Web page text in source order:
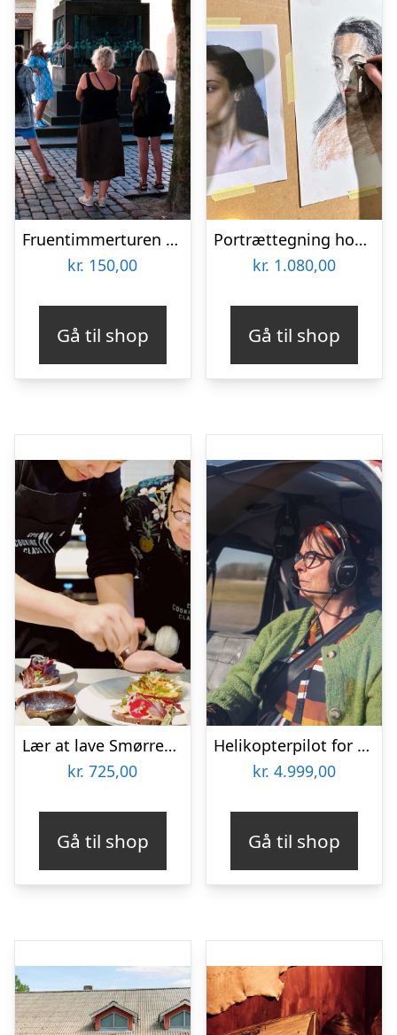
Fruentimmerturen – en byvandring i København
kr. 150,00
Gå til shop
Portrættegning hos Nata Watts
kr. 1.080,00
Gå til shop
Lær at lave Smørrebrød hos CPH Cooking Class
kr. 725,00
Gå til shop
Helikopterpilot for en dag med HeliCompany
kr. 4.999,00
Gå til shop